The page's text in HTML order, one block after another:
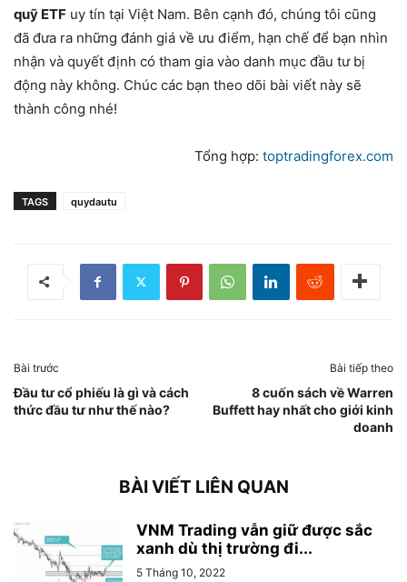
quỹ ETF uy tín tại Việt Nam. Bên cạnh đó, chúng tôi cũng
đã đưa ra những đánh giá về ưu điểm, hạn chế để bạn nhìn
nhận và quyết định có tham gia vào danh mục đầu tư bị
động này không. Chúc các bạn theo dõi bài viết này sẽ
thành công nhé!
Tổng hợp: toptradingforex.com
TAGS quydautu
Bài trước
Đầu tư cổ phiếu là gì và cách
thức đầu tư như thế nào?
Bài tiếp theo
8 cuốn sách về Warren
Buffett hay nhất cho giới kinh
doanh
BÀI VIẾT LIÊN QUAN
VNM Trading vẫn giữ được sắc
xanh dù thị trường đi...
5 Tháng 10, 2022